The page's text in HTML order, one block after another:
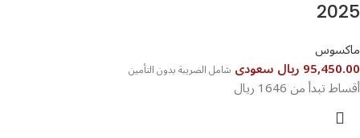
2025
ماكسوس
95,450.00 ريال سعودى شامل الضريبة بدون التأمين
أقساط تبدأ من 1646 ريال